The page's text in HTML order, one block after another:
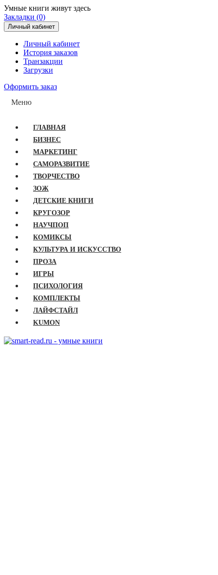
Умные книги живут здесь
Закладки (0)
Личный кабинет
Личный кабинет
История заказов
Транзакции
Загрузки
Оформить заказ
Меню
ГЛАВНАЯ
БИЗНЕС
МАРКЕТИНГ
САМОРАЗВИТИЕ
ТВОРЧЕСТВО
ЗОЖ
ДЕТСКИЕ КНИГИ
КРУГОЗОР
НАУЧПОП
КОМИКСЫ
КУЛЬТУРА И ИСКУССТВО
ПРОЗА
ИГРЫ
ПСИХОЛОГИЯ
КОМПЛЕКТЫ
ЛАЙФСТАЙЛ
KUMON